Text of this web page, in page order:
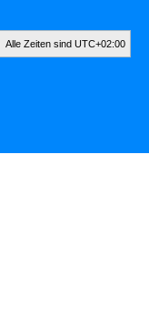
Alle Zeiten sind UTC+02:00